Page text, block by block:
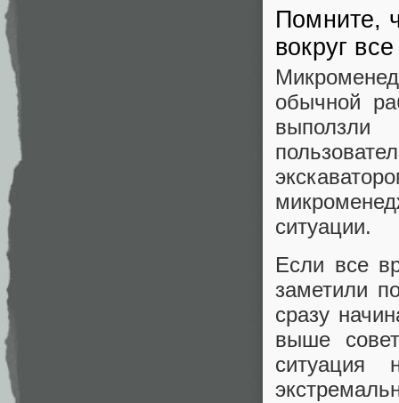
Помните,
вокруг
обычной
выползли
ситуации.
Если все
заметили
сразу
выше
ситуация